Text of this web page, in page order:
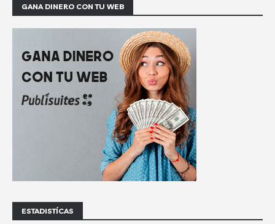
GANA DINERO CON TU WEB
ESTADISTÍCAS